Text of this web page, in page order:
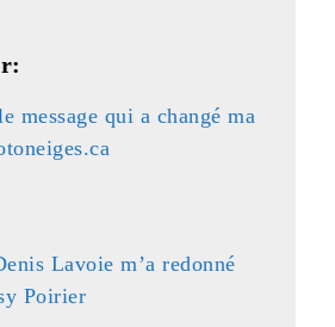
message qui a changé ma
Lavoie m’a redonné
Poirier